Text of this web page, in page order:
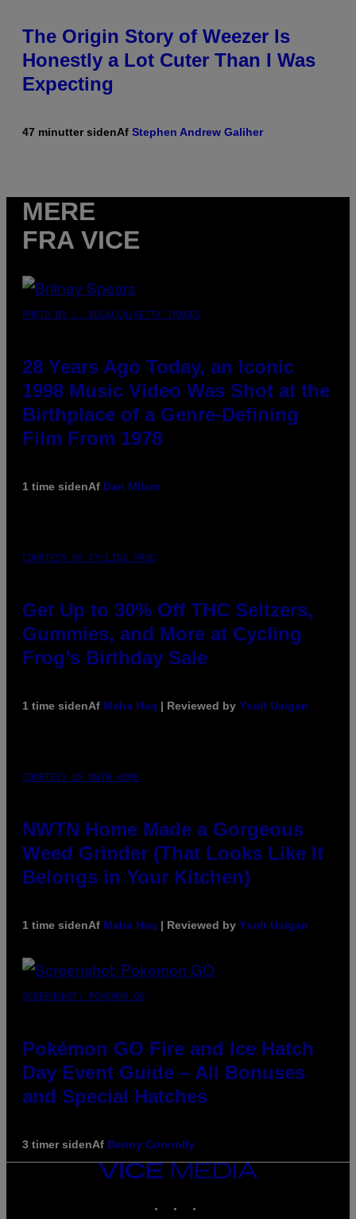
The Origin Story of Weezer Is
Honestly a Lot Cuter Than I Was
Expecting
47 minutter sidenAf Stephen Andrew Galiher
MERE
FRA VICE
PHOTO BY L. BUSACCA/GETTY IMAGES
28 Years Ago Today, an Iconic
1998 Music Video Was Shot at the
Birthplace of a Genre-Defining
Film From 1978
1 time sidenAf Dan Milam
COURTESY OF CYCLING FROG
Get Up to 30% Off THC Seltzers,
Gummies, and More at Cycling
Frog’s Birthday Sale
1 time sidenAf Maha Haq | Reviewed by Ysolt Usigan
COURTESY OF NWTN HOME
NWTN Home Made a Gorgeous
Weed Grinder (That Looks Like It
Belongs in Your Kitchen)
1 time sidenAf Maha Haq | Reviewed by Ysolt Usigan
SCREENSHOT: POKEMON GO
Pokémon GO Fire and Ice Hatch
Day Event Guide – All Bonuses
and Special Hatches
3 timer sidenAf Denny Connolly
VICE
MEDIA